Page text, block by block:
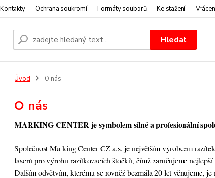
Kontakty Ochrana soukromí Formáty souborů Ke stažení
Hledat
Úvod O nás
O nás
MARKING CENTER je symbolem silné a profesionální
Společnost Marking Center CZ a.s. je největším výrobcem
laserů pro výrobu razítkovacích štočků, čímž zaručujeme
Dalším odvětvím, kterému se rovněž bezmála 20 let věnujeme,